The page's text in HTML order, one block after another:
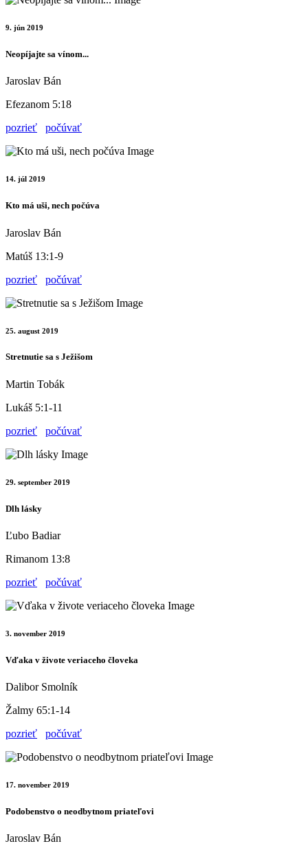
9. jún 2019
Neopíjajte sa vínom...
Jaroslav Bán
Efezanom 5:18
pozrieť
počúvať
14. júl 2019
Kto má uši, nech počúva
Jaroslav Bán
Matúš 13:1-9
pozrieť
počúvať
25. august 2019
Stretnutie sa s Ježišom
Martin Tobák
Lukáš 5:1-11
pozrieť
počúvať
29. september 2019
Dlh lásky
Ľubo Badiar
Rimanom 13:8
pozrieť
počúvať
3. november 2019
Vďaka v živote veriaceho človeka
Dalibor Smolník
Žalmy 65:1-14
pozrieť
počúvať
17. november 2019
Podobenstvo o neodbytnom priateľovi
Jaroslav Bán